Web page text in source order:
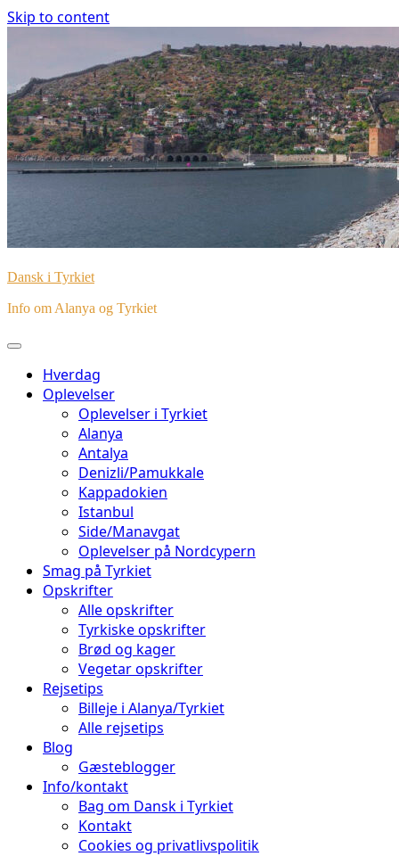
Skip to content
Dansk i Tyrkiet
Info om Alanya og Tyrkiet
Hverdag
Oplevelser
Oplevelser i Tyrkiet
Alanya
Antalya
Denizli/Pamukkale
Kappadokien
Istanbul
Side/Manavgat
Oplevelser på Nordcypern
Smag på Tyrkiet
Opskrifter
Alle opskrifter
Tyrkiske opskrifter
Brød og kager
Vegetar opskrifter
Rejsetips
Billeje i Alanya/Tyrkiet
Alle rejsetips
Blog
Gæsteblogger
Info/kontakt
Bag om Dansk i Tyrkiet
Kontakt
Cookies og privatlivspolitik